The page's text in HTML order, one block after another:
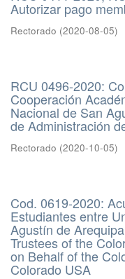
Autorizar pago
Rectorado (2020-08-05)
RCU 0496-2020:
Cooperación
Nacional de San
de Administración
Rectorado (2020-10-05)
Cod. 0619-2020:
Estudiantes entre
Agustín de
Trustees of the
on Behalf of the
Colorado USA